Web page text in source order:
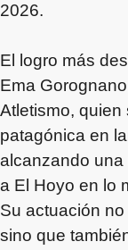
2026.
El logro más
Ema
Atletismo,
patagónica en
alcanzando
a El Hoyo en lo
Su actuación
sino que